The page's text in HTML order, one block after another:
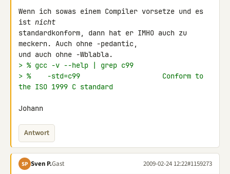
Wenn ich sowas einem Compiler vorsetze und es
ist nicht
standardkonform, dann hat er IMHO auch zu
meckern. Auch ohne -pedantic,
> % gcc -v --help | grep c99
> %    -std=c99                    Conform to
the ISO 1999 C standard
Johann
Antwort
SP Sven P.Gast 2009-02-24 12:22#1159273